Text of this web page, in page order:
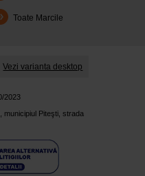
Toate Marcile
Vezi varianta desktop
2023
municipiul Piteşti, strada